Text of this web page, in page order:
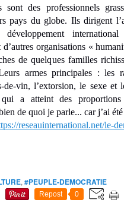
sont des professionnels
pays du globe. Ils dirigent
développement
organisations «
de quelques familles
armes principales : les
de-vin, l’extorsion, le sexe
a atteint des
de quoi je parle... car j’ai
reseauinternational.net/le-
, #PEUPLE-DEMOCRATIE
Repost 0